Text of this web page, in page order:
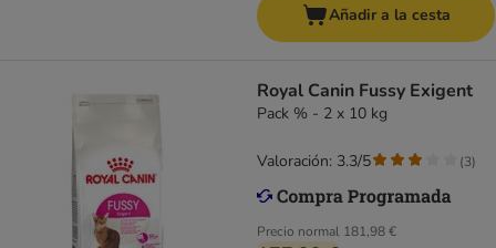
Añadir a la cesta
Royal Canin Fussy Exigent
Pack % - 2 x 10 kg
Precio normal 181,98 €
Valoración: 3.3/5 (3)